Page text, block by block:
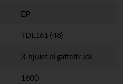
EP
TDL161 (48)
3-hjulet el gaffeltruck
1600